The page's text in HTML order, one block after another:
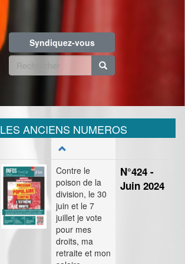
Syndiquez-vous
Formulaire
recherche
LES ANCIENS NUMEROS
Contre le
poison de la
division, le 30
juin et le 7
juillet je vote
pour mes
droits, ma
retraite et mon
N°424 -
Juin 2024